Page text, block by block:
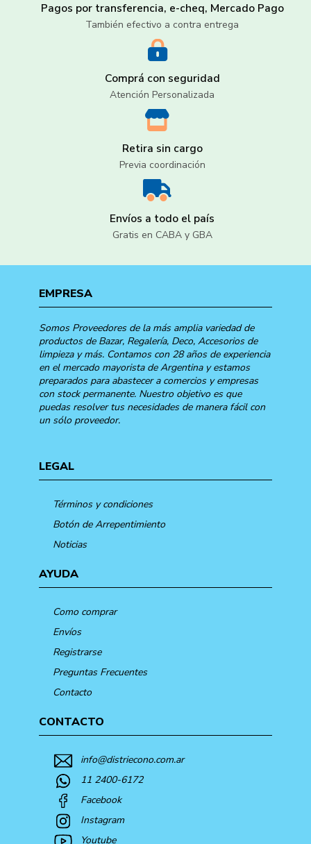
Pagos por transferencia, e-cheq, Mercado Pago
También efectivo a contra entrega
Comprá con seguridad
Atención Personalizada
Retira sin cargo
Previa coordinación
Envíos a todo el país
Gratis en CABA y GBA
EMPRESA
Somos Proveedores de la más amplia variedad de
productos de Bazar, Regalería, Deco, Accesorios de
limpieza y más. Contamos con 28 años de experiencia
en el mercado mayorista de Argentina y estamos
preparados para abastecer a comercios y empresas
con stock permanente. Nuestro objetivo es que
puedas resolver tus necesidades de manera fácil con
un sólo proveedor.
LEGAL
Términos y condiciones
Botón de Arrepentimiento
Noticias
AYUDA
Como comprar
Envíos
Registrarse
Preguntas Frecuentes
Contacto
CONTACTO
info@distriecono.com.ar
11 2400-6172
Facebook
Instagram
Youtube